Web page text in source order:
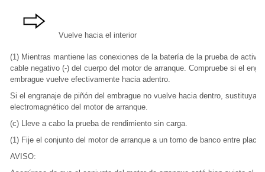
Vuelve hacia el interior
(1) Mientras mantiene las conexiones de la batería de la prueba de
cable negativo (-) del cuerpo del motor de arranque. Compruebe si el
embrague vuelve efectivamente hacia adentro.
Si el engranaje de piñón del embrague no vuelve hacia dentro, sustituya
electromagnético del motor de arranque.
(c) Lleve a cabo la prueba de rendimiento sin carga.
(1) Fije el conjunto del motor de arranque a un torno de banco entre
AVISO: